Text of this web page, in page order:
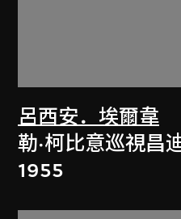
呂西安．埃爾韋
勒·柯比意巡視昌
1955